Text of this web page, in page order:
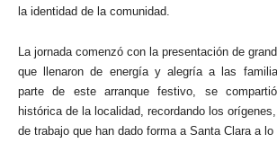
la identidad de la comunidad.
La jornada comenzó con la presentación de
que llenaron de energía y alegría a las
parte de este arranque festivo, se
histórica de la localidad, recordando los
de trabajo que han dado forma a Santa Clara a